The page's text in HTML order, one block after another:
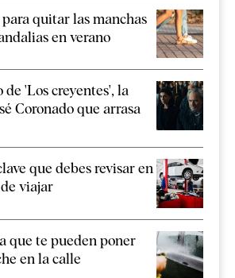
para quitar las manchas
en verano
'Los creyentes', la
Coronado que arrasa
que debes revisar en
viajar
que te pueden poner
en la calle